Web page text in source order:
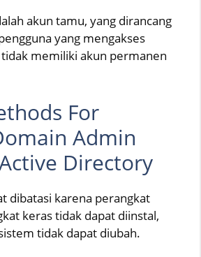
akun tamu, yang dirancang
yang mengakses
memiliki akun permanen
For
Admin
Directory
dibatasi karena perangkat
keras tidak dapat diinstal,
tidak dapat diubah.